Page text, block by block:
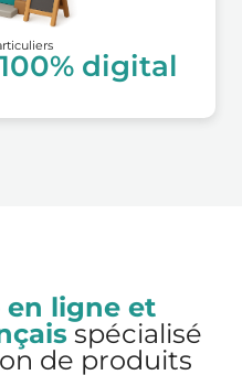
digital
en ligne et
spécialisé
de produits